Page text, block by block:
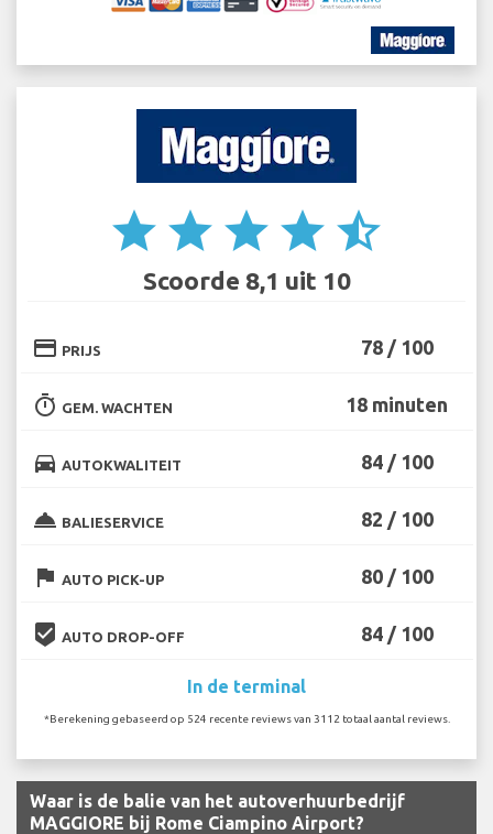
star star star star star_half
Scoorde 8,1 uit 10
credit_card PRIJS 78 / 100
timer GEM. WACHTEN 18 minuten
directions_car AUTOKWALITEIT 84 / 100
room_service BALIESERVICE 82 / 100
flag AUTO PICK-UP 80 / 100
beenhere AUTO DROP-OFF 84 / 100
In de terminal
*Berekening gebaseerd op 524 recente reviews van 3112 totaal aantal reviews.
Waar is de balie van het autoverhuurbedrijf
MAGGIORE bij Rome Ciampino Airport?